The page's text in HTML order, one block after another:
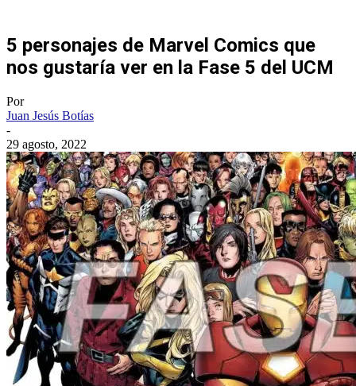
5 personajes de Marvel Comics que
nos gustaría ver en la Fase 5 del UCM
Por
Juan Jesús Botías
-
29 agosto, 2022